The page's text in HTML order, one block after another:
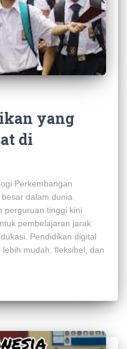
yang
di
Perkembangan
dalam dunia
perguruan tinggi kini
pembelajaran jarak
Pendidikan digital
mudah, fleksibel, dan